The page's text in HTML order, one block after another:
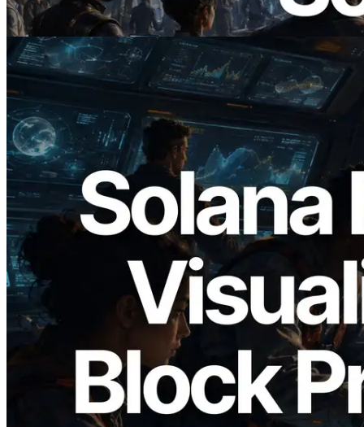
閱讀此文章
2026.05.24
Validators Solutions 釋出 Solana Block
Analyzer — 以 slot 為單位視覺化區塊生
成時間與負責驗證者